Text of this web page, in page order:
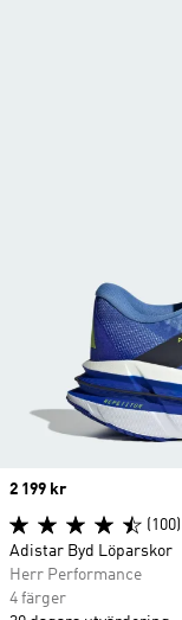
Price
2 199 kr
(100)
Adistar Byd Löparskor
Herr Performance
4 färger